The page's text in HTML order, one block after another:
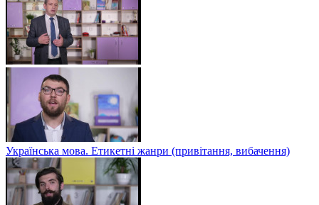
Українська мова. Етикетні жанри (привітання, вибачення)